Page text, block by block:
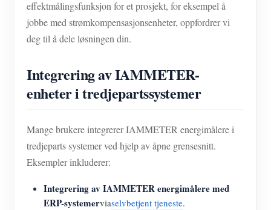
effektmålingsfunksjon for et prosjekt, for eksempel å
jobbe med strømkompensasjonsenheter, oppfordrer vi
deg til å dele løsningen din.
Integrering av IAMMETER-
enheter i tredjepartssystemer
Mange brukere integrerer IAMMETER energimålere i
tredjeparts systemer ved hjelp av åpne grensesnitt.
Eksempler inkluderer:
Integrering av IAMMETER energimålere med
ERP-systemerviaselvbetjent tjeneste.